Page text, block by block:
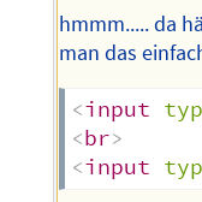
hmmm..... da
man das
<input
<br>
<input